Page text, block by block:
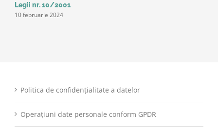
Legii nr. 10/2001
10 februarie 2024
Politica de confidențialitate a datelor
Operațiuni date personale conform GPDR